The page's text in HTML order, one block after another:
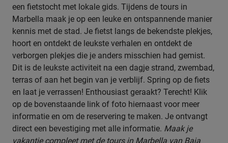
een fietstocht met lokale gids. Tijdens de tours in
Marbella maak je op een leuke en ontspannende manier
kennis met de stad. Je fietst langs de bekendste plekjes,
hoort en ontdekt de leukste verhalen en ontdekt de
verborgen plekjes die je anders misschien had gemist.
Dit is de leukste activiteit na een dagje strand, zwembad,
terras of aan het begin van je verblijf. Spring op de fiets
en laat je verrassen! Enthousiast geraakt? Terecht! Klik
op de bovenstaande link of foto hiernaast voor meer
informatie en om de reservering te maken. Je ontvangt
direct een bevestiging met alle informatie. Maak je
vakantie compleet met de tours in Marbella van Baja